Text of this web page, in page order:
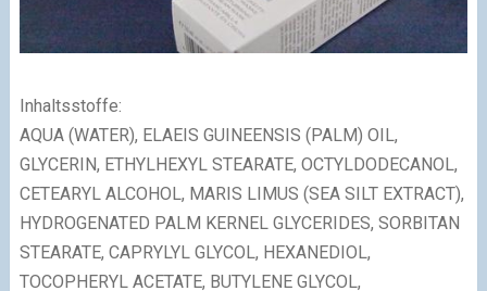
Inhaltsstoffe:
AQUA (WATER), ELAEIS GUINEENSIS (PALM) OIL,
GLYCERIN, ETHYLHEXYL STEARATE, OCTYLDODECANOL,
CETEARYL ALCOHOL, MARIS LIMUS (SEA SILT EXTRACT),
HYDROGENATED PALM KERNEL GLYCERIDES, SORBITAN
STEARATE, CAPRYLYL GLYCOL, HEXANEDIOL,
TOCOPHERYL ACETATE, BUTYLENE GLYCOL,